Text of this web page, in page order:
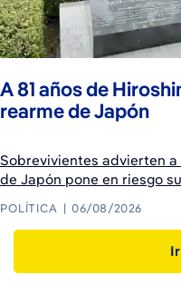
A 81 años de
rearme de Japón
Sobrevivientes advierten
de Japón pone en riesgo
POLÍTICA 06/08/2026